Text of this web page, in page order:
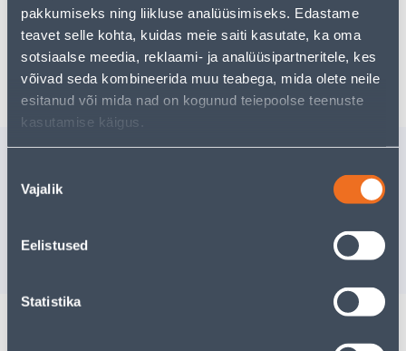
pakkumiseks ning liikluse analüüsimiseks. Edastame
teavet selle kohta, kuidas meie saiti kasutate, ka oma
sotsiaalse meedia, reklaami- ja analüüsipartneritele, kes
võivad seda kombineerida muu teabega, mida olete neile
esitanud või mida nad on kogunud teiepoolse teenuste
kasutamise käigus.
valik
Vajalik
Eelistused
Statistika
Tarne pole võimalik
Sarnased tooted
115MM